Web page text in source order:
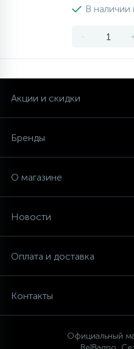
В наличии
-
Акции и скидки
Бренды
О магазине
Новости
Оплата и доставка
Контакты
Официальный